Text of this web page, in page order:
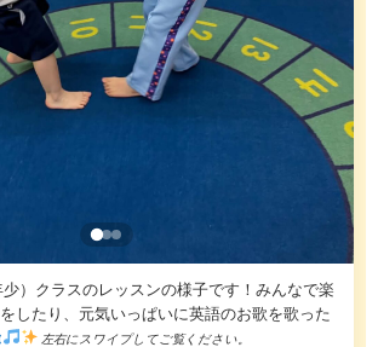
少）クラスのレッスンの様子です！みんなで楽
したり、元気いっぱいに英語のお歌を歌った
左右にスワイプしてご覧ください。